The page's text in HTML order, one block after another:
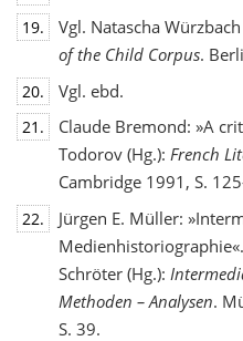
19. Vgl. Natascha
of the Child Corpus.
20. Vgl. ebd.
21.
Claude Bremond: »A
Todorov (Hg.): French
Cambridge 1991, S.
22.
Jürgen E. Müller:
Schröter (Hg.):
Methoden – Analysen.
S. 39.